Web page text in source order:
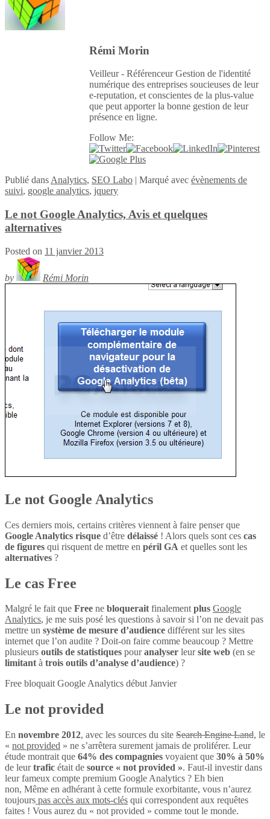
Rémi Morin
Veilleur - Référenceur Gestion de l'identité
numérique des entreprises soucieuses de leur
e-reputation, et conscientes de la plus-value
que peut apporter la bonne gestion de leur
présence en ligne.
Follow Me:
Publié dans Analytics, SEO Labo | Marqué avec évènements de
suivi, google analytics, jquery
Le not Google Analytics, Avis et quelques
alternatives
Posted on 11 janvier 2013
by Rémi Morin
Le not Google Analytics
Ces derniers mois, certains critères viennent à faire penser que
Google Analytics risque d’être délaissé ! Alors quels sont ces cas
de figures qui risquent de mettre en péril GA et quelles sont les
alternatives ?
Le cas Free
Malgré le fait que Free ne bloqueraitfinalementplus Google
Analytics, je me suis posé les questions à savoir si l’on ne devait pas
mettre un système de mesure d’audience différent sur les sites
internet que l’on audite ? Doit-on faire comme beaucoup ? Mettre
plusieurs outils de statistiques pouranalyser leursite web (en se
limitantà trois outils d’analyse d’audience) ?
Free bloquait Google Analytics début Janvier
Le not provided
En novembre 2012, avec les sources du site Search Engine Land, le
« not provided » ne s’arrêtera surement jamais de proliférer. Leur
étude montrait que 64% des compagnies voyaient que 30% à 50%
de leurtrafic était de source « not provided ». Faut-il investir dans
leur fameux compte premium Google Analytics ? Eh bien
non, Même en adhérant à cette formule exorbitante, vous n’aurez
toujours pas accès aux mots-clés qui correspondent aux requêtes
faites ! Vous aurez du « not provided » comme tout le monde.